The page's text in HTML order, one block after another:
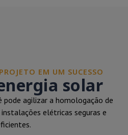
EM UM SUCESSO
solar
pode agilizar a homologação de
elétricas seguras e